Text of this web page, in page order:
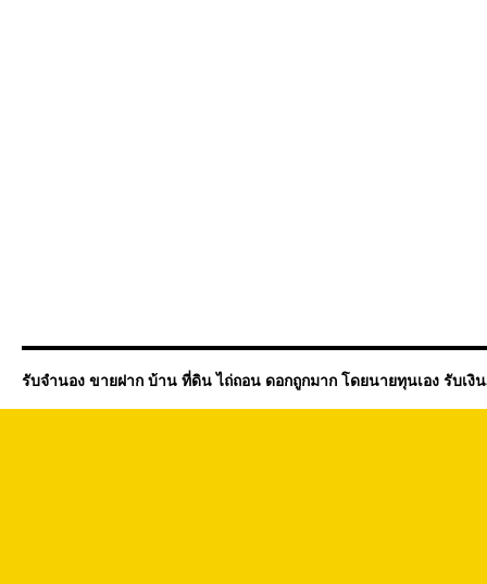
รับจำนอง ขายฝาก บ้าน ที่ดิน ไถ่ถอน ดอกถูกมาก โดยนายทุนเอง รับเงิ